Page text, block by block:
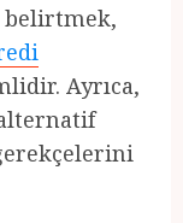
Ayrıca,